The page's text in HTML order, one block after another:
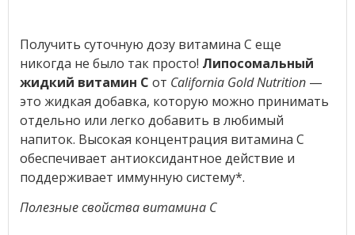
Получить суточную дозу витамина С еще
никогда не было так просто! Липосомальный
жидкий витамин C от California Gold Nutrition—
это жидкая добавка, которую можно принимать
отдельно или легко добавить в любимый
напиток. Высокая концентрация витамина С
обеспечивает антиоксидантное действие и
поддерживает иммунную систему*.
Полезные свойства витамина С